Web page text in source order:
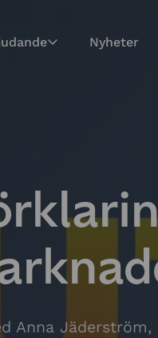
Nyheter
Anna Jäderström,